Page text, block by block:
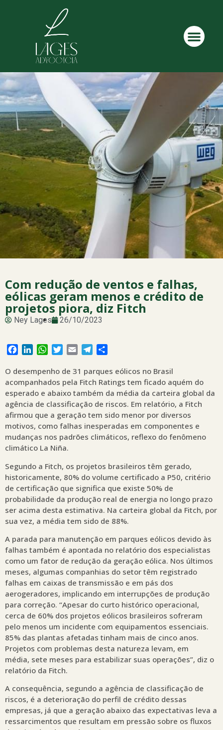
Com redução de ventos e falhas,
eólicas geram menos e crédito de
projetos piora, diz Fitch
Ney Lages 26/10/2023
Facebook
LinkedInWhatsApp
Twitter
Email Telegram
O desempenho de 31 parques eólicos no Brasil
acompanhados pela Fitch Ratings tem ficado aquém do
esperado e abaixo também da média da carteira global da
agência de classificação de riscos. Em relatório, a Fitch
afirmou que a geração tem sido menor por diversos
motivos, como falhas inesperadas em componentes e
mudanças nos padrões climáticos, reflexo do fenômeno
climático La Niña.
Segundo a Fitch, os projetos brasileiros têm gerado,
historicamente, 80% do volume certificado a P50, critério
de certificação que significa que existe 50% de
probabilidade da produção real de energia no longo prazo
ser acima desta estimativa. Na carteira global da Fitch, por
sua vez, a média tem sido de 88%.
A parada para manutenção em parques eólicos devido às
falhas também é apontada no relatório dos especialistas
como um fator de redução da geração eólica. Nos últimos
meses, algumas companhias do setor têm registrado
falhas em caixas de transmissão e em pás dos
aerogeradores, implicando em interrupções de produção
para correção. “Apesar do curto histórico operacional,
cerca de 60% dos projetos eólicos brasileiros sofreram
pelo menos um incidente com equipamentos essenciais.
85% das plantas afetadas tinham mais de cinco anos.
Projetos com problemas desta natureza levam, em
média, sete meses para estabilizar suas operações”, diz o
relatório da Fitch.
A consequência, segundo a agência de classificação de
riscos, é a deterioração do perfil de crédito dessas
empresas, já que a geração abaixo das expectativas leva a
ressarcimentos que resultam em pressão sobre os fluxos